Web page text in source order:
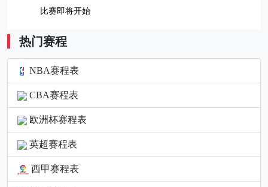
比赛即将开始
热门赛程
NBA赛程表
CBA赛程表
欧洲杯赛程表
英超赛程表
西甲赛程表